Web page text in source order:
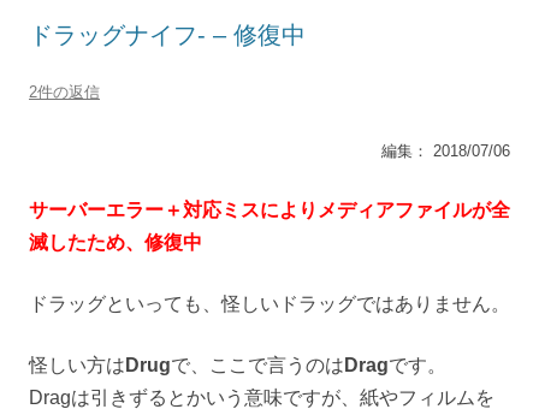
ドラッグナイフ- – 修復中
2件の返信
編集： 2018/07/06
サーバーエラー＋対応ミスによりメディアファイルが全
滅したため、修復中
ドラッグといっても、怪しいドラッグではありません。
怪しい方は Drugで、ここで言うのは Dragです。
Dragは引きずるとかいう意味ですが、紙やフィルムを